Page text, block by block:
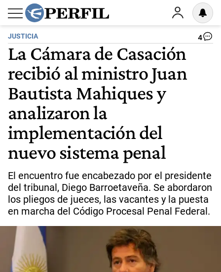
JUSTICIA 4
La Cámara de Casación
recibió al ministro Juan
Bautista Mahiques y
analizaron la
implementación del
nuevo sistema penal
El encuentro fue encabezado por el presidente
del tribunal, Diego Barroetaveña. Se abordaron
los pliegos de jueces, las vacantes y la puesta
en marcha del Código Procesal Penal Federal.